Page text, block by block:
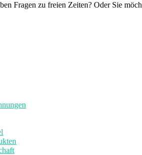
Fragen zu freien Zeiten? Oder Sie